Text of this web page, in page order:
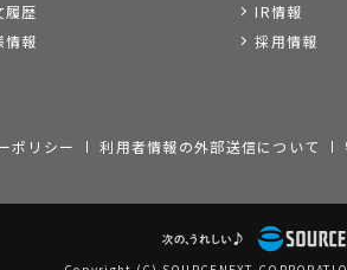
履歴
情報
IR情報
採用情報
ポリシー 利用者情報の外部送信について